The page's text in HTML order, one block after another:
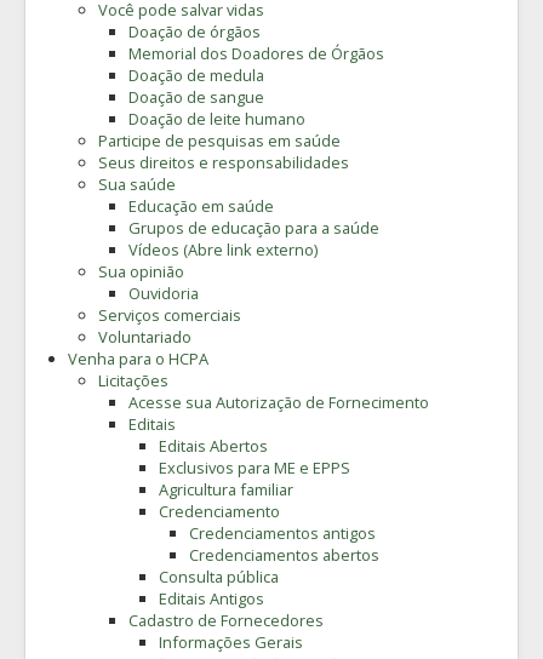
Você pode salvar vidas
Doação de órgãos
Memorial dos Doadores de Órgãos
Doação de medula
Doação de sangue
Doação de leite humano
Participe de pesquisas em saúde
Seus direitos e responsabilidades
Sua saúde
Educação em saúde
Grupos de educação para a saúde
Vídeos (Abre link externo)
Sua opinião
Ouvidoria
Serviços comerciais
Voluntariado
Venha para o HCPA
Licitações
Acesse sua Autorização de Fornecimento
Editais
Editais Abertos
Exclusivos para ME e EPPS
Agricultura familiar
Credenciamento
Credenciamentos antigos
Credenciamentos abertos
Consulta pública
Editais Antigos
Cadastro de Fornecedores
Informações Gerais